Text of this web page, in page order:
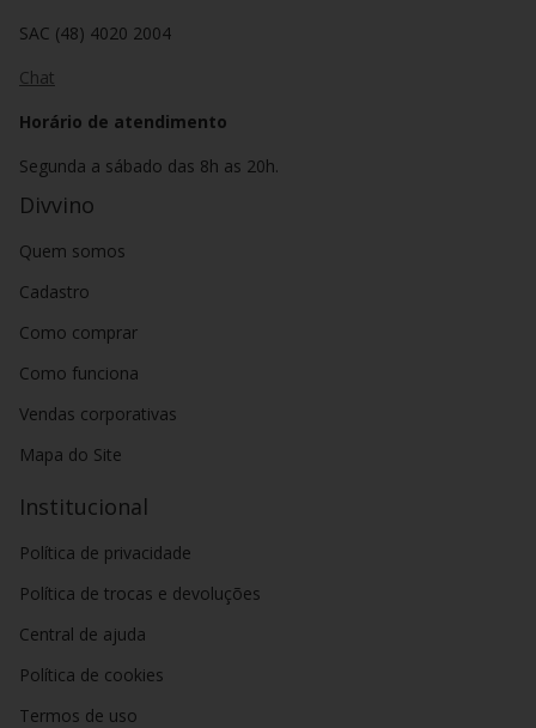
SAC (48) 4020 2004
Chat
Horário de atendimento
Segunda a sábado das 8h as 20h.
Divvino
Quem somos
Cadastro
Como comprar
Como funciona
Vendas corporativas
Mapa do Site
Institucional
Política de privacidade
Política de trocas e devoluções
Central de ajuda
Política de cookies
Termos de uso